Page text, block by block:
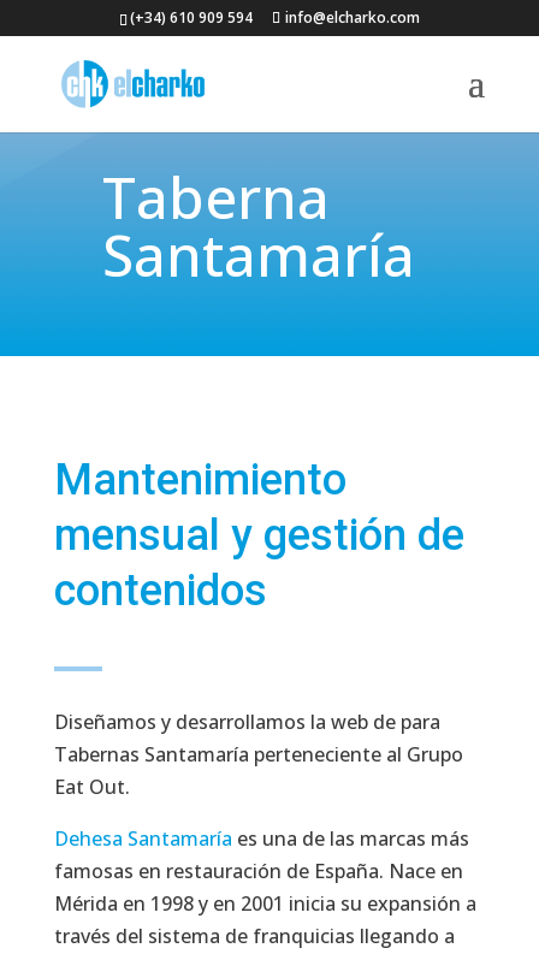
(+34) 610 909 594 info@elcharko.com
Taberna
Santamaría
Mantenimiento
mensual y gestión de
contenidos
Diseñamos y desarrollamos la web de para
Tabernas Santamaría perteneciente al Grupo
Eat Out.
Dehesa Santamaría es una de las marcas más
famosas en restauración de España. Nace en
Mérida en 1998 y en 2001 inicia su expansión a
través del sistema de franquicias llegando a